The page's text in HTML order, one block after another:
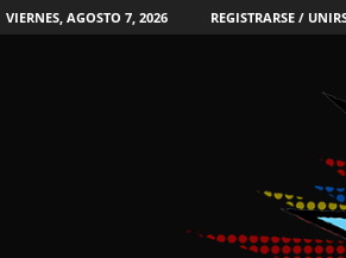
VIERNES, AGOSTO 7, 2026 REGISTRARSE /